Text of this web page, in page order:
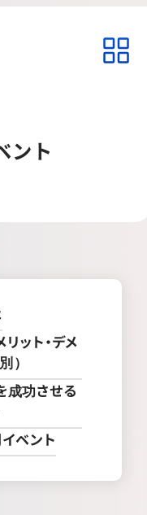
ント
ット・デメ
）
成功させる
ベント